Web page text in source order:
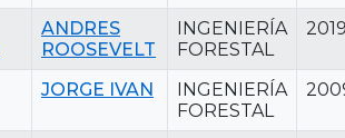
ANDRES
ROOSEVELT
INGENIERÍA
FORESTAL
JORGE IVAN
INGENIERÍA
FORESTAL